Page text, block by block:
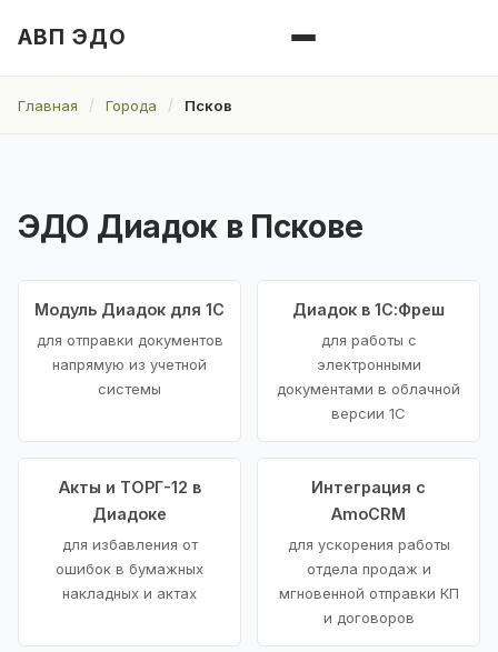
АВП ЭДО
Главная Города Псков
ЭДО Диадок в Пскове
Модуль Диадок для 1С
для отправки документов
напрямую из учетной
системы
Диадок в 1С:Фреш
для работы с
электронными
документами в облачной
версии 1С
Акты и ТОРГ-12 в
Диадоке
для избавления от
ошибок в бумажных
накладных и актах
Интеграция с
AmoCRM
для ускорения работы
отдела продаж и
мгновенной отправки КП
и договоров